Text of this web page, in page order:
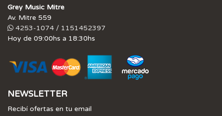
Grey Music Mitre
Av. Mitre 559
4253-1074 / 1151452397
Hoy de 09:00hs a 18:30hs
NEWSLETTER
Recibí ofertas en tu email